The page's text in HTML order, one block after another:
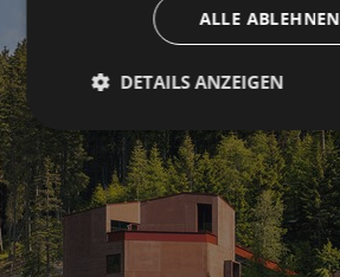
ALLE ABLEHNEN
DETAILS ANZEIGEN